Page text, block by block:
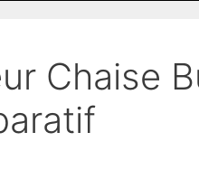
Chaise